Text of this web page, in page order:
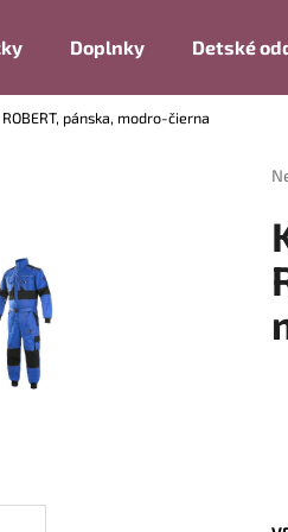
Doplnky Detské
ROBERT, pánska, modro-čierna
je
z
nájsť?